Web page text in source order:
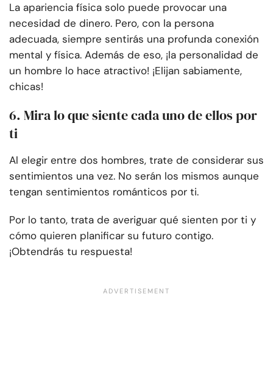
La apariencia física solo puede provocar una
necesidad de dinero. Pero, con la persona
adecuada, siempre sentirás una profunda conexión
mental y física. Además de eso, ¡la personalidad de
un hombre lo hace atractivo! ¡Elijan sabiamente,
chicas!
6. Mira lo que siente cada uno de ellos por
ti
Al elegir entre dos hombres, trate de considerar sus
sentimientos una vez. No serán los mismos aunque
tengan sentimientos románticos por ti.
Por lo tanto, trata de averiguar qué sienten por ti y
cómo quieren planificar su futuro contigo.
¡Obtendrás tu respuesta!